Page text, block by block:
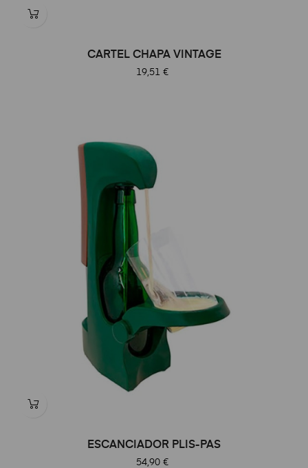
CARTEL CHAPA VINTAGE
Precio
19,51 €
ESCANCIADOR PLIS-PAS
Precio
54,90 €